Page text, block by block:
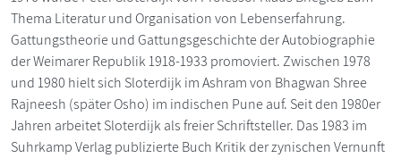
Thema Literatur und Organisation von Lebenserfahrung.
Gattungstheorie und Gattungsgeschichte der Autobiographie
der Weimarer Republik 1918-1933 promoviert. Zwischen 1978
und 1980 hielt sich Sloterdijk im Ashram von Bhagwan Shree
Rajneesh (später Osho) im indischen Pune auf. Seit den 1980er
Jahren arbeitet Sloterdijk als freier Schriftsteller. Das 1983 im
Suhrkamp Verlag publizierte Buch Kritik der zynischen Vernunft